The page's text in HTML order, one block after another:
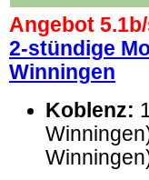
Angebot 5.1b/
2-stündige
Winningen
Koblenz: